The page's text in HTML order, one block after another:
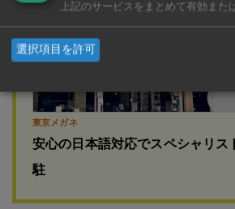
東京メガネ
安心の日本語対応でスペシャリス
駐
上記のサービスをまとめて有効また
選択項目を許可